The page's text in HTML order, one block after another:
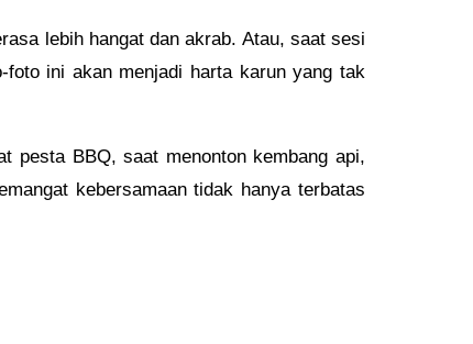
lebih hangat dan akrab. Atau, saat sesi
foto ini akan menjadi harta karun yang tak
pesta BBQ, saat menonton kembang api,
kebersamaan tidak hanya terbatas